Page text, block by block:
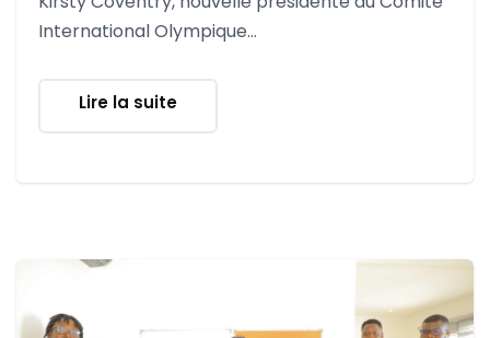
International Olympique...
Lire la suite